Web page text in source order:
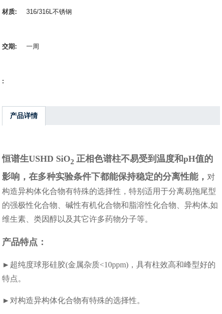
材质: 316/316L不锈钢
交期: 一周
:
产品详情
恒谱生USHD SiO2正相色谱柱不易受到温度和pH值的
影响，在多种实验条件下都能保持稳定的分离性能， 对
构造异构体化合物有特殊的选择性，特别适用于分离易拖尾型
的强极性化合物、碱性有机化合物和脂溶性化合物、异构体,如
维生素、类因醇以及其它许多药物分子等。
产品特点：
►超纯度球形硅胶(金属杂质<10ppm)，具有柱效高和峰型好的
特点。
►对构造异构体化合物有特殊的选择性。